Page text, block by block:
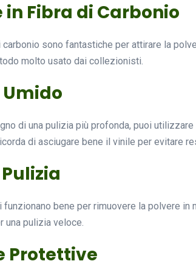
in Fibra di Carbonio
sono fantastiche per attirare la
molto usato dai collezionisti.
Umido
di una pulizia più profonda, puoi
di asciugare bene il vinile per evitare
bene per rimuovere la polvere in
una pulizia veloce.
Protettive